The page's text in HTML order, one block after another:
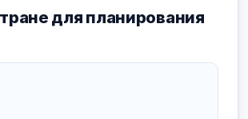
для планирования